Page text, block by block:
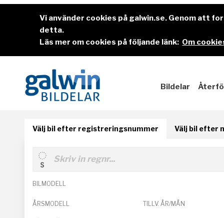
Vi använder cookies på galwin.se. Genom att
detta.
Läs mer om cookies på följande länk: Om
Bildelar
Välj bil efter registreringsnummer Välj bil efter
BILMODELL
ÅRSMODELL TILLV. ÅR/MÅN